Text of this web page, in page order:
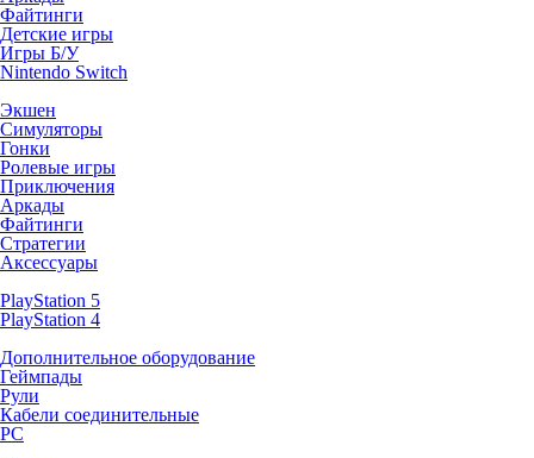
Файтинги
Детские игры
Игры Б/У
Nintendo Switch
Экшен
Симуляторы
Гонки
Ролевые игры
Приключения
Аркады
Файтинги
Стратегии
Аксессуары
PlayStation 5
PlayStation 4
Дополнительное оборудование
Геймпады
Рули
Кабели соединительные
PC